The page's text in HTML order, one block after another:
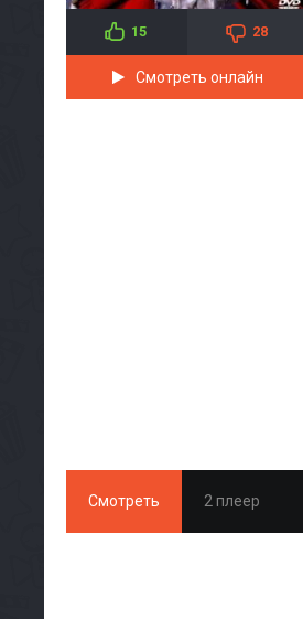
15 28
Смотреть онлайн
Смотреть 2 плеер